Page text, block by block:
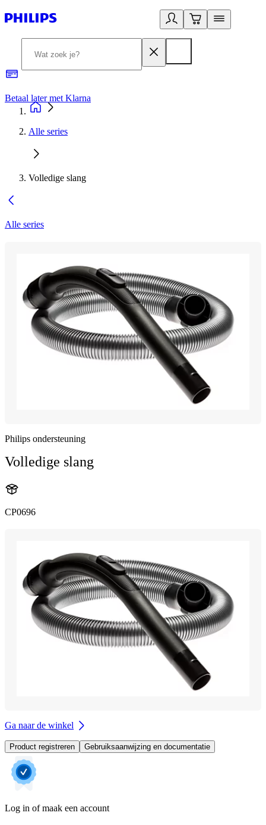
Betaal later met Klarna
Alle series
Volledige slang
Alle series
Philips ondersteuning
Volledige slang
CP0696
Ga naar de winkel
Product registreren Gebruiksaanwijzing en documentatie
Log in of maak een account